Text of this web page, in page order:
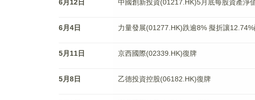
6月12日 中國創新投資(01217.HK)5月底每股資產淨
6月4日 力量發展(01277.HK)跌逾8% 擬折讓
5月11日 京西國際(02339.HK)復牌
5月8日 乙德投資控股(06182.HK)復牌